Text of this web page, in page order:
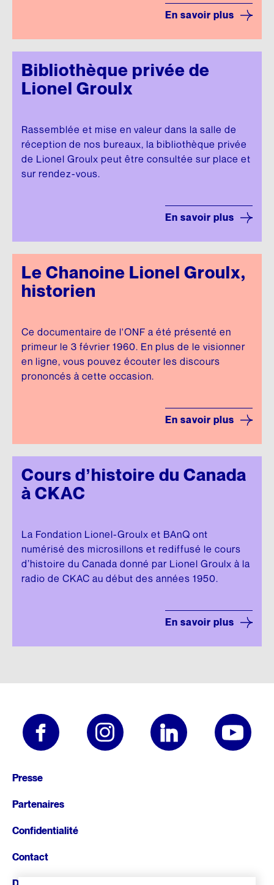
En savoir plus
Bibliothèque privée de
Lionel Groulx
Rassemblée et mise en valeur dans la salle de
réception de nos bureaux, la bibliothèque privée
de Lionel Groulx peut être consultée sur place et
sur rendez-vous.
En savoir plus
Le Chanoine Lionel Groulx,
historien
Ce documentaire de l'ONF a été présenté en
primeur le 3 février 1960. En plus de le visionner
en ligne, vous pouvez écouter les discours
prononcés à cette occasion.
En savoir plus
Cours d’histoire du Canada
à CKAC
La Fondation Lionel-Groulx et BAnQ ont
numérisé des microsillons et rediffusé le cours
d’histoire du Canada donné par Lionel Groulx à la
radio de CKAC au début des années 1950.
En savoir plus
page
Presse
Partenaires
Confidentialité
Contact